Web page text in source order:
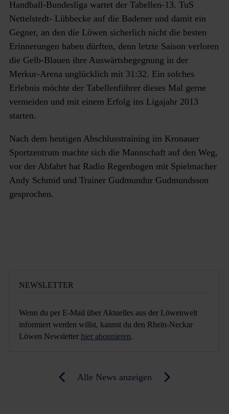
Handball-Bundesliga wartet der Tabellen-13. TuS
Nettelstedt- Lübbecke auf die Badener und damit ein
Gegner, an den die Löwen sicherlich nicht die besten
Erinnerungen haben dürften, denn letzte Saison verloren
die Gelb-Blauen ihre Auswärtsbegegnung in der
Merkur-Arena unglücklich mit 31:32. Ein solches
Erlebnis möchte der Tabellenführer dieses Mal gerne
vermeiden und mit einem Erfolg ins Ligajahr 2013
starten.
Nach dem heutigen Abschlusstraining im Kronauer
Sportzentrum machte sich die Mannschaft auf den Weg,
vor der Abfahrt hat Radio Regenbogen mit Spielmacher
Andy Schmid und Trainer Gudmundur Gudmundsson
gesprochen.
NEWSLETTER
Wenn du per E-Mail über Aktuelles aus der Löwenwelt
informiert werden willst, kannst du den Rhein-Neckar
Löwen Newsletter hier abonnieren.
Alle News anzeigen